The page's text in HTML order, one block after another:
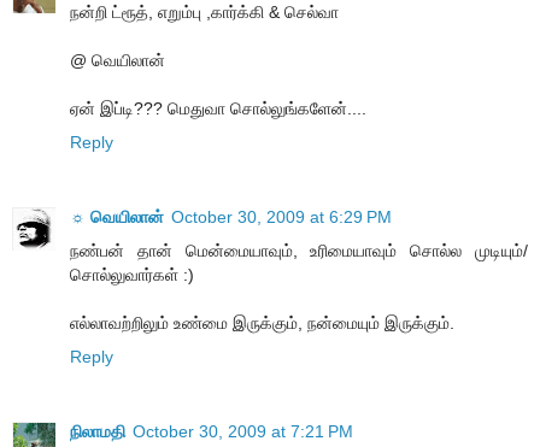
நன்றி ட்ரூத், எறும்பு ,கார்க்கி & செல்வா
@ வெயிலான்
ஏன் இப்டி??? மெதுவா சொல்லுங்களேன்....
Reply
☼ வெயிலான் October 30, 2009 at 6:29 PM
நண்பன் தான் மென்மையாவும், உரிமையாவும் சொல்ல முடியும்/
சொல்லுவார்கள் :)
எல்லாவற்றிலும் உண்மை இருக்கும், நன்மையும் இருக்கும்.
Reply
நிலாமதி October 30, 2009 at 7:21 PM